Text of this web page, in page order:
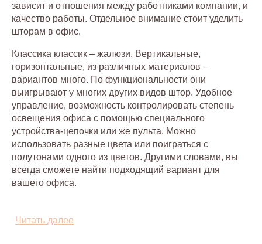
зависит и отношения между работниками компании, и
качество работы. Отдельное внимание стоит уделить
шторам в офис.
Классика классик – жалюзи. Вертикальные,
горизонтальные, из различных материалов –
вариантов много. По функциональности они
выигрывают у многих других видов штор. Удобное
управление, возможность контролировать степень
освещения офиса с помощью специального
устройства-цепочки или же пульта. Можно
использовать разные цвета или поиграться с
полутонами одного из цветов. Другими словами, вы
всегда сможете найти подходящий вариант для
вашего офиса.
привлекательных и оригинальных решений, которые
Читать далее